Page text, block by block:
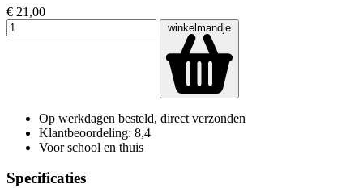
€ 21,00
winkelmandje
Op werkdagen besteld, direct verzonden
Klantbeoordeling: 8,4
Voor school en thuis
Specificaties